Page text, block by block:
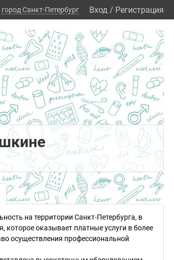
город Санкт-Петербург Вход / Регистрация
на территории Санкт-Петербурга, в
которое оказывает платные услуги в более
осуществления профессиональной